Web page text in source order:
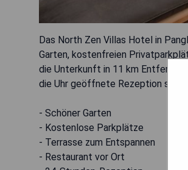
Das North Zen Villas Hotel in
Garten, kostenfreien
die Unterkunft in 11 km
die Uhr geöffnete Rezeption
- Schöner Garten
- Kostenlose Parkplätze
- Terrasse zum Entspannen
- Restaurant vor Ort